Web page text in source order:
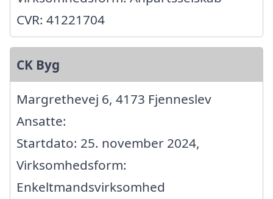
CVR: 41221704
CK Byg
Margrethevej 6, 4173 Fjenneslev
Ansatte:
Startdato: 25. november 2024,
Virksomhedsform:
Enkeltmandsvirksomhed